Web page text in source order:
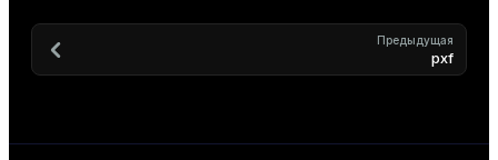
Предыдущая
pxf